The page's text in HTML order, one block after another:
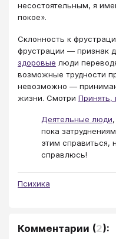
несостоятельным, я
покое».
Склонность к
фрустрации ― признак
здоровые люди
возможные трудности
невозможно ―
жизни. Смотри Принять,
Деятельные люди
пока
этим справиться,
справлюсь!
Психика
Комментарии (2):